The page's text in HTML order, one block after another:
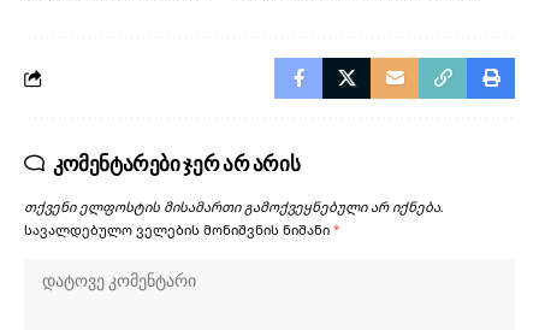
კომენტარები ჯერ არ არის
თქვენი ელფოსტის მისამართი გამოქვეყნებული არ იქნება.
სავალდებულო ველების მონიშვნის ნიშანი *